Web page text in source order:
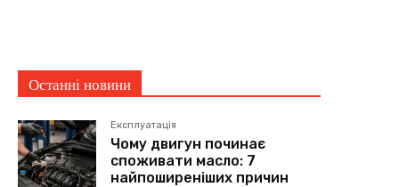
Останні новини
Експлуатація
Чому двигун починає
споживати масло: 7
найпоширеніших причин